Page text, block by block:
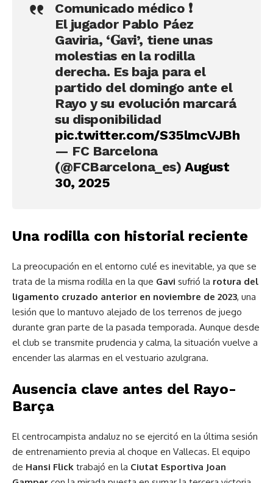
Comunicado médico ❗
El jugador Pablo Páez
Gaviria, ‘𝐆𝐚𝐯𝐢’, tiene unas
molestias en la rodilla
derecha. Es baja para el
partido del domingo ante el
Rayo y su evolución marcará
su disponibilidad
pic.twitter.com/S35lmcVJBh
— FC Barcelona
(@FCBarcelona_es)August
30, 2025
Una rodilla con historial reciente
La preocupación en el entorno culé es inevitable, ya que se
trata de la misma rodilla en la que Gavi sufrió la rotura del
ligamento cruzado anterior en noviembre de 2023, una
lesión que lo mantuvo alejado de los terrenos de juego
durante gran parte de la pasada temporada. Aunque desde
el club se transmite prudencia y calma, la situación vuelve a
encender las alarmas en el vestuario azulgrana.
Ausencia clave antes del Rayo-
Barça
El centrocampista andaluz no se ejercitó en la última sesión
de entrenamiento previa al choque en Vallecas. El equipo
de Hansi Flick trabajó en la Ciutat Esportiva Joan